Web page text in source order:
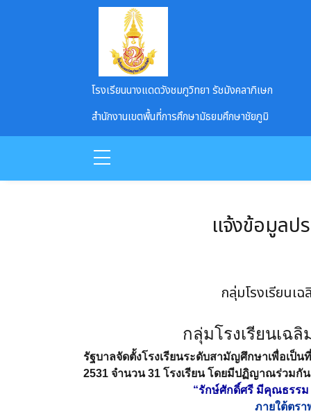
Skip to main content
โรงเรียนนางแดดวังชมภูวิทยา รัชมังคลาภิเษก
สำนักงานเขตพื้นที่การศึกษามัธยมศึกษาชัยภูมิ
แจ้งข้อมูลป
กลุ่มโรงเรียนเ
กลุ่มโรงเรียนเฉ
รัฐบาลจัดตั้งโรงเรียนระดับสามัญศึกษาเพื่อเป็
2531 จำนวน 31 โรงเรียน โดยมีปฏิญาณร่วม
“รักษ์ศักดิ์ศรี มีคุณธรรม
ภายใต้ตรา